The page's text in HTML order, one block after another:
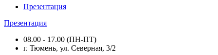
Презентация
Презентация
08.00 - 17.00 (ПН-ПТ)
г. Тюмень, ул. Северная, 3/2